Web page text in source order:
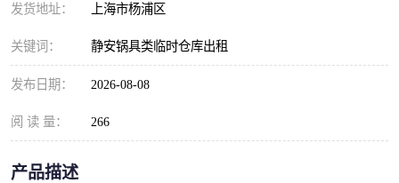
发货地址： 上海市杨浦区
关键词： 静安锅具类临时仓库出租
发布日期： 2026-08-08
阅 读 量： 266
产品描述